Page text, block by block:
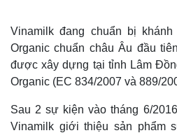
Vinamilk đang chuẩn bị
Organic chuẩn châu Âu đầu
được xây dựng tại tỉnh Lâm
Organic (EC 834/2007 và 889/
Sau 2 sự kiện vào tháng 6/
Vinamilk giới thiệu sản phẩm